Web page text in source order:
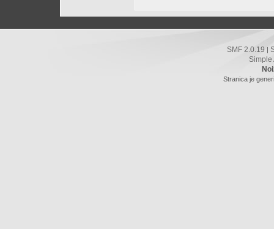
SMF 2.0.19
Simple
Stranica je